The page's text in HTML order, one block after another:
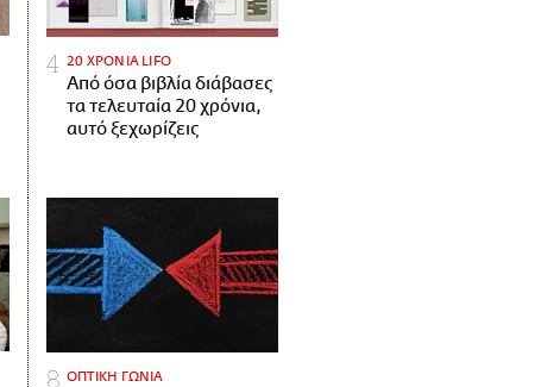
20 ΧΡΟΝΙΑ LIFO
Από όσα βιβλία διάβασες
τα τελευταία 20 χρόνια,
αυτό ξεχωρίζεις
ΟΠΤΙΚΗ ΓΩΝΙΑ